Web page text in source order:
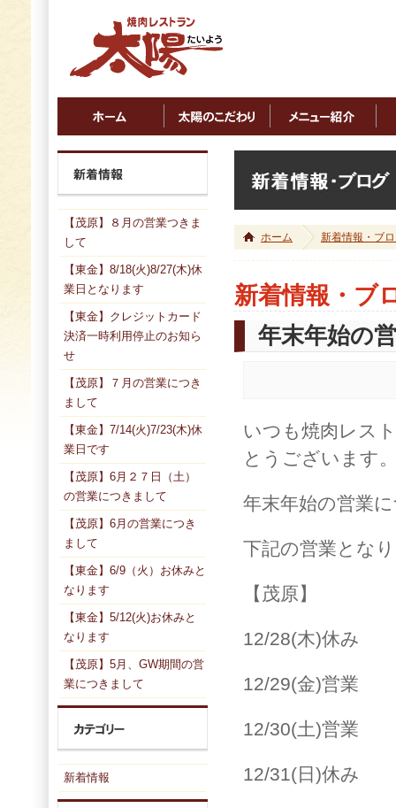
ホーム 新着情報・ブ
新着情報・ブ
年末年始の
いつも焼肉レス
とうございます
年末年始の営業
下記の営業とな
【茂原】
12/28(木)休み
12/29(金)営業
12/30(土)営業
12/31(日)休み
【茂原】８月の営業つきま
して
【東金】8/18(火)8/27(木)休
業日となります
【東金】クレジットカード
決済一時利用停止のお知ら
せ
【茂原】７月の営業につき
まして
【東金】7/14(火)7/23(木)休
業日です
【茂原】6月２７日（土）
の営業につきまして
【茂原】6月の営業につき
まして
【東金】6/9（火）お休みと
なります
【東金】5/12(火)お休みと
なります
【茂原】5月、GW期間の営
業につきまして
新着情報